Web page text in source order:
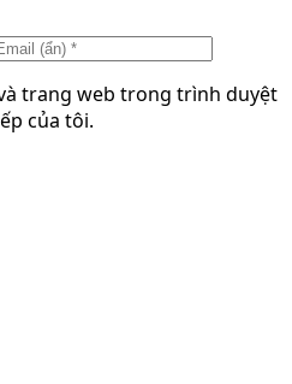
trang web trong trình duyệt
của tôi.